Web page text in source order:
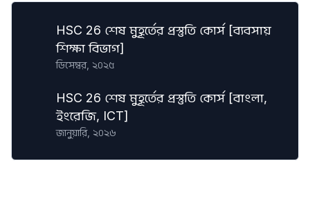
HSC 26 শেষ মুহূর্তের প্রস্তুতি কোর্স [ব্যবসায়
শিক্ষা বিভাগ]
ডিসেম্বর, ২০২৫
HSC 26 শেষ মুহূর্তের প্রস্তুতি কোর্স [বাংলা,
ইংরেজি, ICT]
জানুয়ারি, ২০২৬